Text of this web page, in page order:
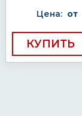
Цена: от
КУПИТЬ